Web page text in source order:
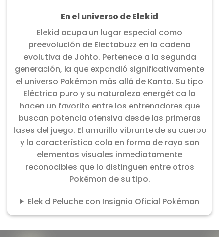
En el universo de Elekid
Elekid ocupa un lugar especial como
preevolución de Electabuzz en la cadena
evolutiva de Johto. Pertenece a la segunda
generación, la que expandió significativamente
el universo Pokémon más allá de Kanto. Su tipo
Eléctrico puro y su naturaleza energética lo
hacen un favorito entre los entrenadores que
buscan potencia ofensiva desde las primeras
fases del juego. El amarillo vibrante de su cuerpo
y la característica cola en forma de rayo son
elementos visuales inmediatamente
reconocibles que lo distinguen entre otros
Pokémon de su tipo.
Elekid Peluche con Insignia Oficial Pokémon